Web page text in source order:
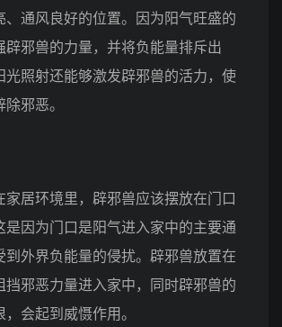
、通风良好的位置。因为阳气旺盛的
辟邪兽的力量，并将负能量排斥出
光照射还能够激发辟邪兽的活力，使
邪恶。
居环境里，辟邪兽应该摆放在门口
是因为门口是阳气进入家中的主要通
到外界负能量的侵扰。辟邪兽放置在
挡邪恶力量进入家中，同时辟邪兽的
会起到威慑作用。